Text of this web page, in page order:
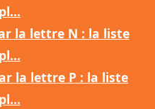
la lettre N : la liste
la lettre P : la liste